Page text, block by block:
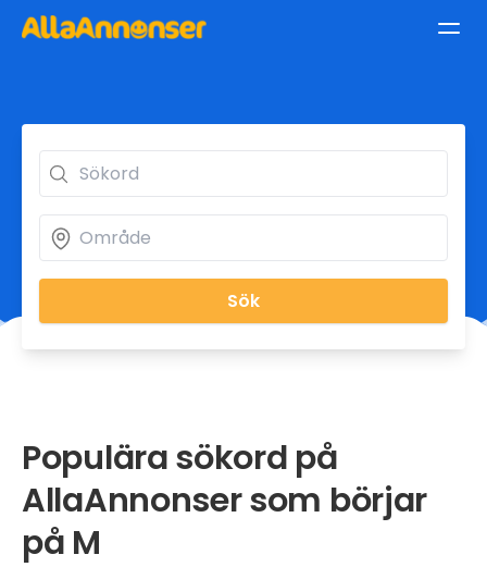
Sök
Populära sökord på
AllaAnnonser som börjar
på M